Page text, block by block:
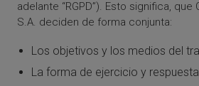
adelante “RGPD”). Esto significa, que
S.A. deciden de forma conjunta:
Los objetivos y los medios del
La forma de ejercicio y